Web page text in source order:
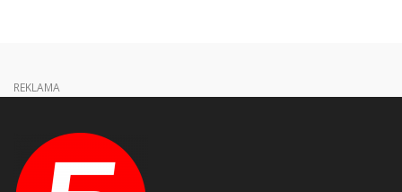
REKLAMA